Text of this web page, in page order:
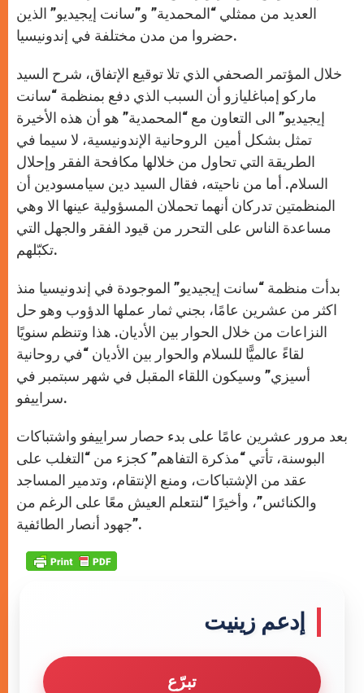
العديد من ممثلي “المحمدية” و”سانت إيجيديو” الذين
حضروا من مدن مختلفة في إندونيسيا.
خلال المؤتمر الصحفي الذي تلا توقيع الإتفاق، شرح السيد
ماركو إمباغليازو أن السبب الذي دفع بمنظمة “سانت
إيجيديو” الى التعاون مع “المحمدية” هو أن هذه الأخيرة
تمثل بشكل أمين الروحانية الإندونيسية، لا سيما في
الطريقة التي تحاول من خلالها مكافحة الفقر وإحلال
السلام. أما من ناحيته، فقال السيد دين سيامسودين أن
المنظمتين تدركان أنهما تحملان المسؤولية عينها الا وهي
مساعدة الناس على التحرر من قيود الفقر والجهل التي
تكبّلهم.
بدأت منظمة “سانت إيجيديو” الموجودة في إندونيسيا منذ
اكثر من عشرين عامًا، بجني ثمار عملها الدؤوب وهو حل
النزاعات من خلال الحوار بين الأديان. هذا وتنظم سنويًا
لقاءً عالميًّا للسلام والحوار بين الأديان “في روحانية
أسيزي” وسيكون اللقاء المقبل في شهر سبتمبر في
سراييفو.
بعد مرور عشرين عامًا على بدء حصار سراييفو واشتباكات
البوسنة، تأتي “مذكرة التفاهم” كجزء من “التغلب على
عقد من الإشتباكات، ومنع الإنتقام، وتدمير المساجد
والكنائس”، وأخيرًا “لنتعلم العيش معًا على الرغم من
جهود أنصار الطائفية”.
إدعم زينيت
تبرّع